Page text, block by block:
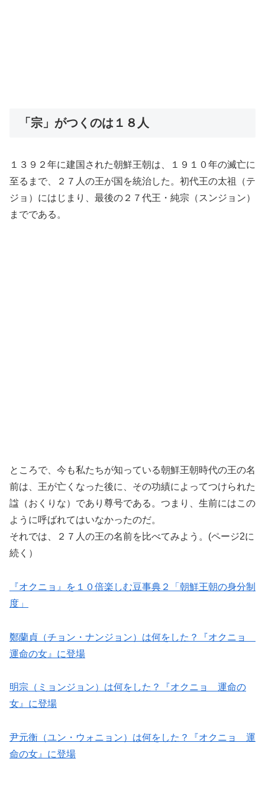
「宗」がつくのは１８人
１３９２年に建国された朝鮮王朝は、１９１０年の滅亡に
至るまで、２７人の王が国を統治した。初代王の太祖（テ
ジョ）にはじまり、最後の２７代王・純宗（スンジョン）
までである。
ところで、今も私たちが知っている朝鮮王朝時代の王の名
前は、王が亡くなった後に、その功績によってつけられた
諡（おくりな）であり尊号である。つまり、生前にはこの
ように呼ばれてはいなかったのだ。
それでは、２７人の王の名前を比べてみよう。(ページ2に
続く）
『オクニョ』を１０倍楽しむ豆事典２「朝鮮王朝の身分制
度」
鄭蘭貞（チョン・ナンジョン）は何をした？『オクニョ
運命の女』に登場
明宗（ミョンジョン）は何をした？『オクニョ 運命の
女』に登場
尹元衡（ユン・ウォニョン）は何をした？『オクニョ 運
命の女』に登場